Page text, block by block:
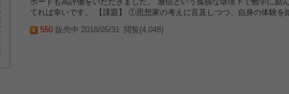
てれば幸いです。 【課題】 ①思想家の考えに言及しつつ、自身の体験を
550 販売中 2018/05/31 閲覧(4,048)